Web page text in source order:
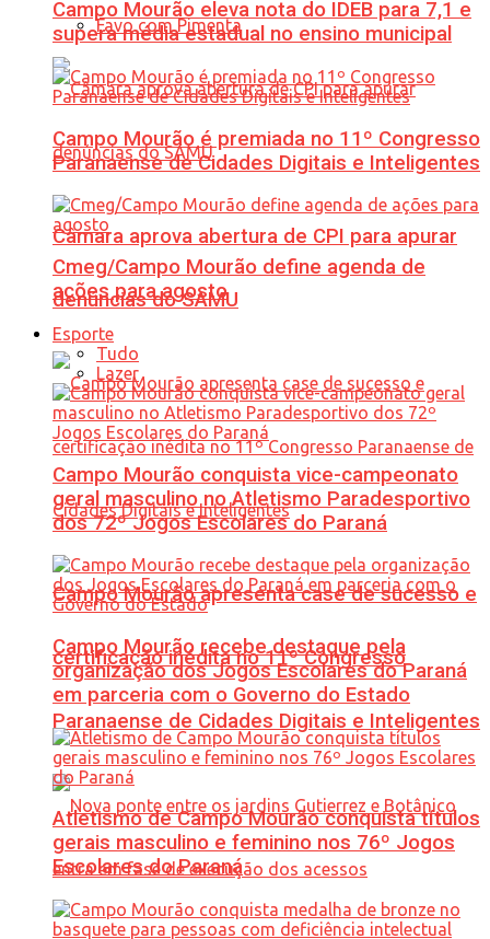
Favo com Pimenta
Câmara aprova abertura de CPI para apurar
denúncias do SAMU
Campo Mourão apresenta case de sucesso e
certificação inédita no 11º Congresso
Paranaense de Cidades Digitais e Inteligentes
Campo Mourão eleva nota do IDEB para 7,1 e
supera média estadual no ensino municipal
Campo Mourão é premiada no 11º Congresso
Paranaense de Cidades Digitais e Inteligentes
Cmeg/Campo Mourão define agenda de
ações para agosto
Esporte
Tudo
Lazer
Campo Mourão conquista vice-campeonato
geral masculino no Atletismo Paradesportivo
dos 72º Jogos Escolares do Paraná
Campo Mourão recebe destaque pela
organização dos Jogos Escolares do Paraná
em parceria com o Governo do Estado
Atletismo de Campo Mourão conquista títulos
gerais masculino e feminino nos 76º Jogos
Escolares do Paraná